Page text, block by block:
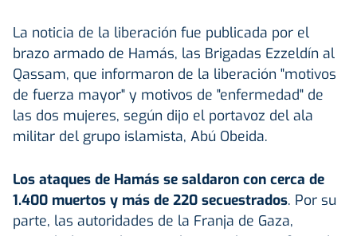
La noticia de la liberación fue publicada por el
brazo armado de Hamás, las Brigadas Ezzeldín al
Qassam, que informaron de la liberación "motivos
de fuerza mayor" y motivos de "enfermedad" de
las dos mujeres, según dijo el portavoz del ala
militar del grupo islamista, Abú Obeida.
Los ataques de Hamás se saldaron con cerca de
1.400 muertos y más de 220 secuestrados. Por su
parte, las autoridades de la Franja de Gaza,